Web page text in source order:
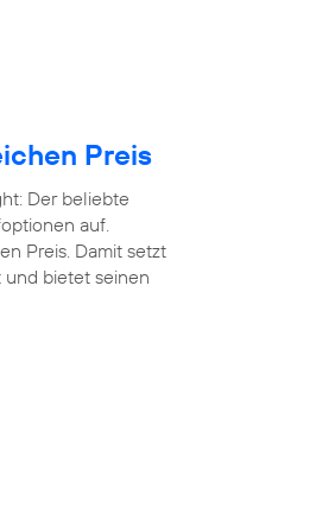
Preis
Der beliebte
auf.
Preis. Damit setzt
und bietet seinen